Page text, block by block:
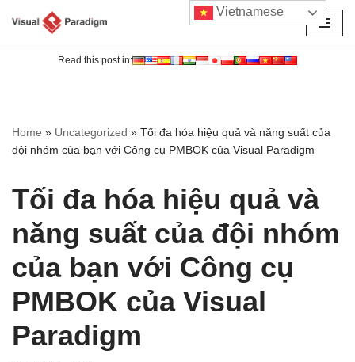
Read this post in:
Home » Uncategorized » Tối đa hóa hiệu quả và năng suất của
đội nhóm của bạn với Công cụ PMBOK của Visual Paradigm
Tối đa hóa hiệu quả và
năng suất của đội nhóm
của bạn với Công cụ
PMBOK của Visual
Paradigm
Vietnamese